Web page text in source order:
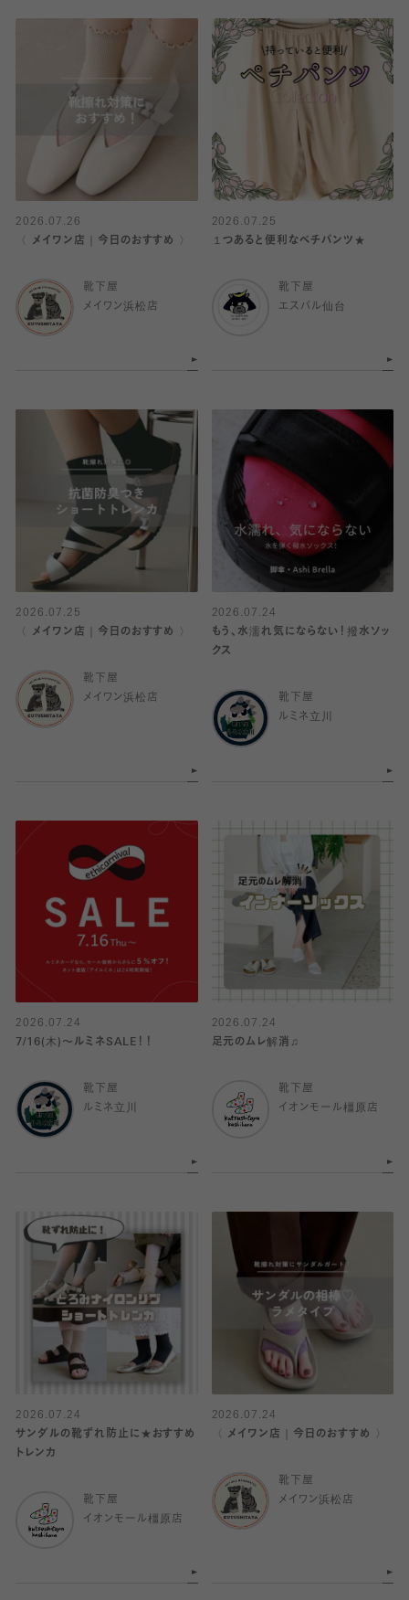
2026.07.26
〈 メイワン店｜今日のおすすめ 〉
靴下屋
メイワン浜松店
2026.07.25
１つあると便利なベチパンツ★
靴下屋
エスパル仙台
2026.07.25
〈 メイワン店｜今日のおすすめ 〉
靴下屋
メイワン浜松店
2026.07.24
もう、水濡れ気にならない！撥水ソッ
クス
靴下屋
ルミネ立川
2026.07.24
7/16(木)〜ルミネSALE！！
靴下屋
ルミネ立川
2026.07.24
足元のムレ解消♫
靴下屋
イオンモール橿原店
2026.07.24
サンダルの靴ずれ防止に★おすすめ
トレンカ
靴下屋
イオンモール橿原店
2026.07.24
〈 メイワン店｜今日のおすすめ 〉
靴下屋
メイワン浜松店